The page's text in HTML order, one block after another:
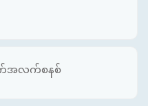
က်အလက်စနစ်